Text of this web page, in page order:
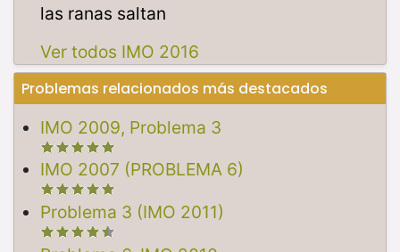
las ranas saltan
Ver todos IMO 2016
Problemas relacionados más destacados
IMO 2009, Problema 3
IMO 2007 (PROBLEMA 6)
Problema 3 (IMO 2011)